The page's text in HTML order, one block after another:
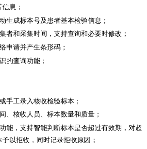
息；
生成标本号及患者基本检验信息；
者和采集时间，支持查询和必要时修改；
申请并产生条形码；
的查询功能；
手工录入核收检验标本；
、核收人员、标本数量和质量；
能，支持智能判断标本是否超过有效期，对超
以拒收，同时记录拒收原因；